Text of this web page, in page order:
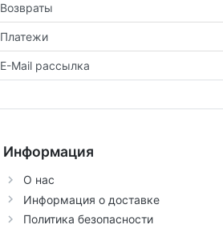
Возвраты
Платежи
E-Mail рассылка
Информация
О нас
Информация о доставке
Политика безопасности